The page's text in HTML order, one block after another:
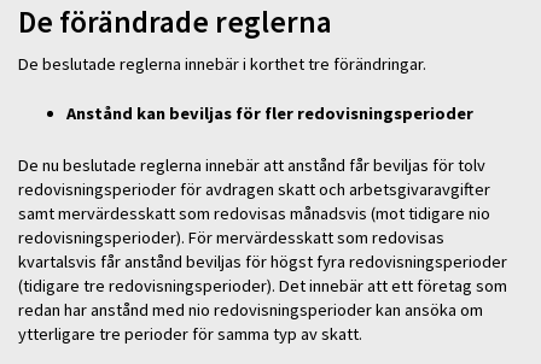
De förändrade reglerna
De beslutade reglerna innebär i korthet tre förändringar.
Anstånd kan beviljas för fler redovisningsperioder
De nu beslutade reglerna innebär att anstånd får beviljas för tolv
redovisningsperioder för avdragen skatt och arbetsgivaravgifter
samt mervärdesskatt som redovisas månadsvis (mot tidigare nio
redovisningsperioder). För mervärdesskatt som redovisas
kvartalsvis får anstånd beviljas för högst fyra redovisningsperioder
(tidigare tre redovisningsperioder). Det innebär att ett företag som
redan har anstånd med nio redovisningsperioder kan ansöka om
ytterligare tre perioder för samma typ av skatt.